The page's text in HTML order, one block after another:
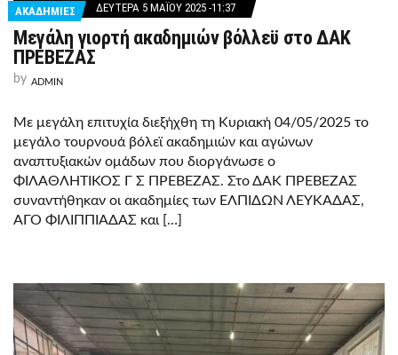
ΑΚΑΔΗΜΙΕΣ ΔΕΥΤΈΡΑ 5 ΜΑΪ́ΟΥ 2025 -11:37
Μεγάλη γιορτή ακαδημιών βόλλεϋ στο ΔΑΚ
ΠΡΕΒΕΖΑΣ
by ADMIN
Με μεγάλη επιτυχία διεξήχθη τη Κυριακή 04/05/2025 το
μεγάλο τουρνουά βόλεϊ ακαδημιών και αγώνων
αναπτυξιακών ομάδων που διοργάνωσε ο
ΦΙΛΑΘΛΗΤΙΚΟΣ Γ Σ ΠΡΕΒΕΖΑΣ. Στο ΔΑΚ ΠΡΕΒΕΖΑΣ
συναντήθηκαν οι ακαδημίες των ΕΛΠΙΔΩΝ ΛΕΥΚΑΔΑΣ,
ΑΓΟ ΦΙΛΙΠΠΙΑΔΑΣ και […]